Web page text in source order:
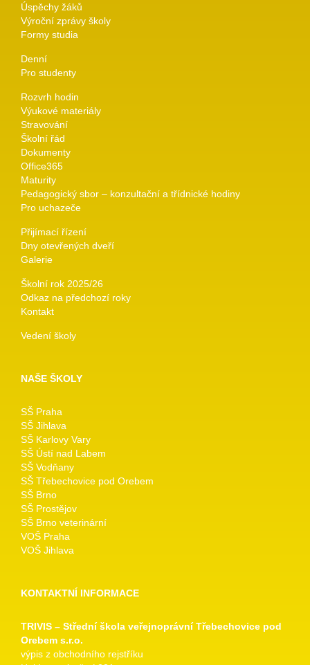
Úspěchy žáků
Výroční zprávy školy
Formy studia
Denní
Pro studenty
Rozvrh hodin
Výukové materiály
Stravování
Školní řád
Dokumenty
Office365
Maturity
Pedagogický sbor – konzultační a třídnické hodiny
Pro uchazeče
Přijímací řízení
Dny otevřených dveří
Galerie
Školní rok 2025/26
Odkaz na předchozí roky
Kontakt
Vedení školy
NAŠE ŠKOLY
SŠ Praha
SŠ Jihlava
SŠ Karlovy Vary
SŠ Ústí nad Labem
SŠ Vodňany
SŠ Třebechovice pod Orebem
SŠ Brno
SŠ Prostějov
SŠ Brno veterinární
VOŠ Praha
VOŠ Jihlava
KONTAKTNÍ INFORMACE
TRIVIS – Střední škola veřejnoprávní Třebechovice pod
Orebem s.r.o.
výpis z obchodního rejstříku